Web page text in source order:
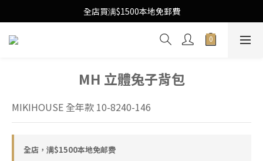
Free Local Shipping Upon $1500 purchase
全店買满$1500本地免郵費
Free Local Shipping Upon $1500 purchase
MH 立體兔子背包
MIKIHOUSE 全年款 10-8240-146
全店，满$1500本地免邮费